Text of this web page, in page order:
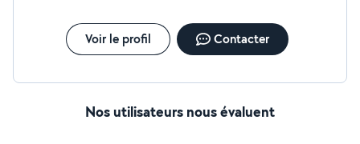
Voir le profil Contacter
Nos utilisateurs nous évaluent